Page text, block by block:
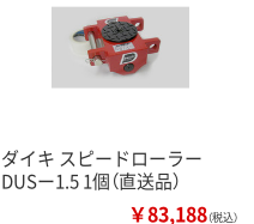
ダイキ スピードローラー
DUSー1.5 1個（直送品）
￥83,188（税込）